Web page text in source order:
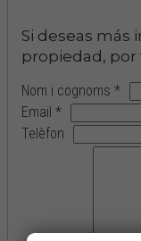
Si deseas más
propiedad, por
Nom i cognoms *
Email *
Telèfon